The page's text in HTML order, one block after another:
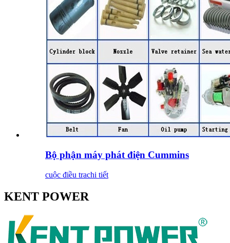
Bộ phận máy phát điện Cummins
cuộc điều trachi tiết
KENT POWER